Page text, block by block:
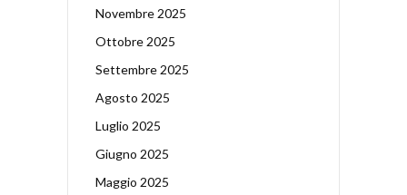
Novembre 2025
Ottobre 2025
Settembre 2025
Agosto 2025
Luglio 2025
Giugno 2025
Maggio 2025